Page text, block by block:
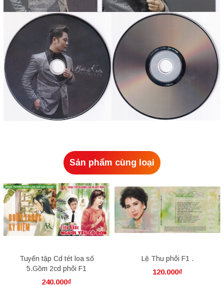
Sản phẩm cùng loại
Tuyển tập Cd tét loa số
5.Gồm 2cd phôi F1
240.000₫
Lệ Thu phôi F1 .
120.000₫